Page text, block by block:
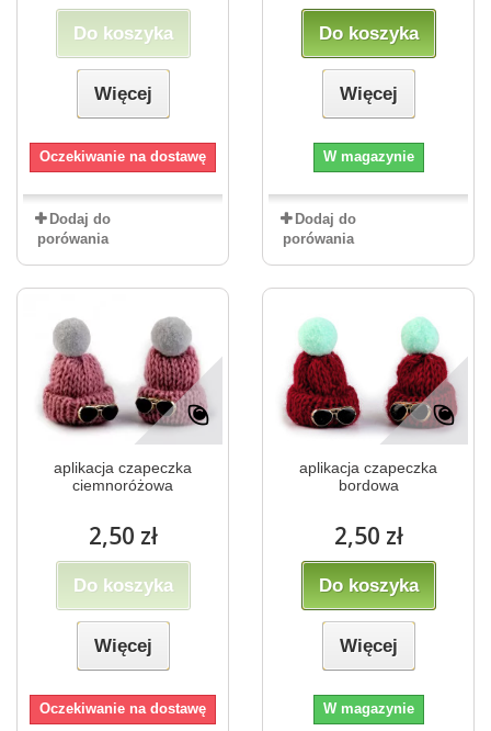
Do koszyka
Więcej
Oczekiwanie na dostawę
Dodaj do
porówania
Do koszyka
Więcej
W magazynie
Dodaj do
porówania
aplikacja czapeczka
ciemnoróżowa
2,50 zł
Do koszyka
Więcej
Oczekiwanie na dostawę
aplikacja czapeczka
bordowa
2,50 zł
Do koszyka
Więcej
W magazynie